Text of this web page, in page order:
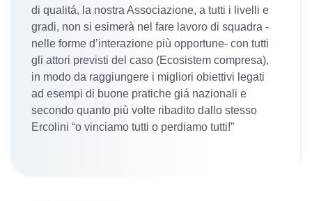
di qualitá, la nostra Associazione, a tutti i livelli e
gradi, non si esimerà nel fare lavoro di squadra -
nelle forme d’interazione più opportune- con tutti
gli attori previsti del caso (Ecosistem compresa),
in modo da raggiungere i migliori obiettivi legati
ad esempi di buone pratiche giá nazionali e
secondo quanto più volte ribadito dallo stesso
Ercolini “o vinciamo tutti o perdiamo tutti!”